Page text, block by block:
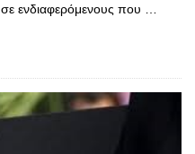
ενδιαφερόμενους που …